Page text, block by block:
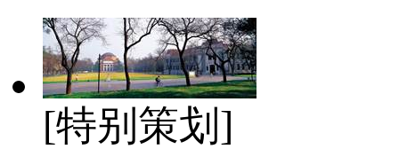
[特别策划]